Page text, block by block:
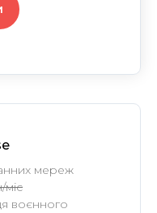
мереж
міс
воєнного